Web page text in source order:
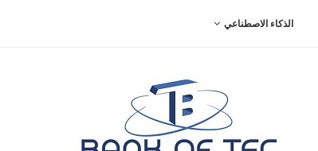
الذكاء الاصطناعي